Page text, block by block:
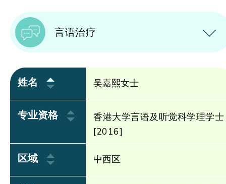
言语治疗
姓名 吴嘉熙女士
专业资格
香港大学言语及听觉科学理学士
[2016]
区域 中西区